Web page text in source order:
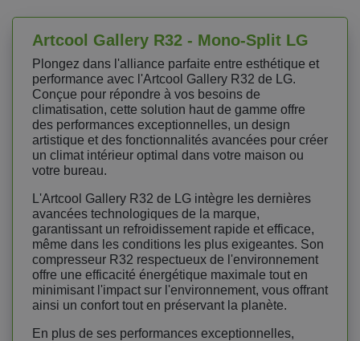
Artcool Gallery R32 - Mono-Split LG
Plongez dans l'alliance parfaite entre esthétique et
performance avec l'Artcool Gallery R32 de LG.
Conçue pour répondre à vos besoins de
climatisation, cette solution haut de gamme offre
des performances exceptionnelles, un design
artistique et des fonctionnalités avancées pour créer
un climat intérieur optimal dans votre maison ou
votre bureau.
L'Artcool Gallery R32 de LG intègre les dernières
avancées technologiques de la marque,
garantissant un refroidissement rapide et efficace,
même dans les conditions les plus exigeantes. Son
compresseur R32 respectueux de l'environnement
offre une efficacité énergétique maximale tout en
minimisant l'impact sur l'environnement, vous offrant
ainsi un confort tout en préservant la planète.
En plus de ses performances exceptionnelles,